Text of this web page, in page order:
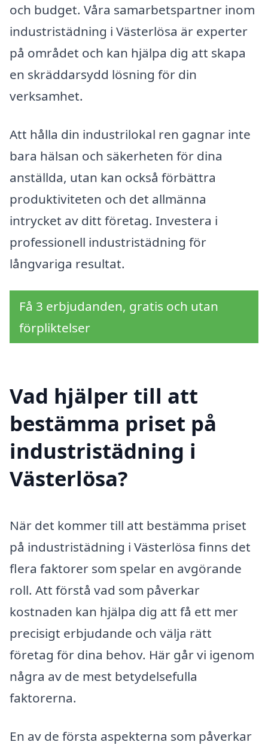
och budget. Våra samarbetspartner inom
industristädning i Västerlösa är experter
på området och kan hjälpa dig att skapa
en skräddarsydd lösning för din
verksamhet.
Att hålla din industrilokal ren gagnar inte
bara hälsan och säkerheten för dina
anställda, utan kan också förbättra
produktiviteten och det allmänna
intrycket av ditt företag. Investera i
professionell industristädning för
långvariga resultat.
Få 3 erbjudanden, gratis och utan
förpliktelser
Vad hjälper till att
bestämma priset på
industristädning i
Västerlösa?
När det kommer till att bestämma priset
på industristädning i Västerlösa finns det
flera faktorer som spelar en avgörande
roll. Att förstå vad som påverkar
kostnaden kan hjälpa dig att få ett mer
precisigt erbjudande och välja rätt
företag för dina behov. Här går vi igenom
några av de mest betydelsefulla
faktorerna.
En av de första aspekterna som påverkar